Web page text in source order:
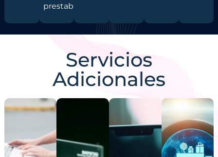
prestablecidas.
Servicios
Adicionales